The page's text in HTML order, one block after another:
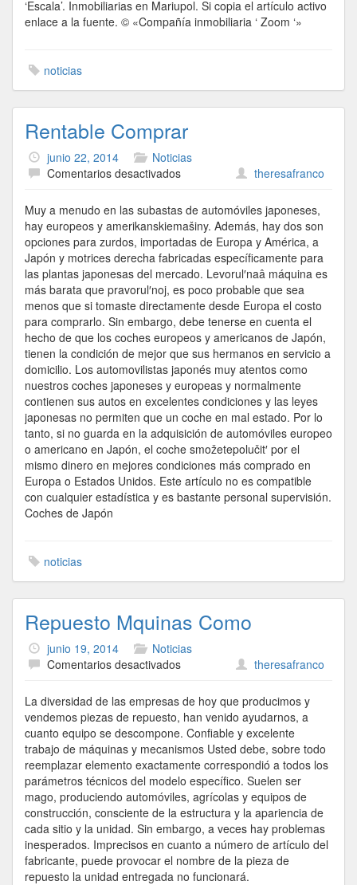
‘Escala’. Inmobiliarias en Mariupol. Si copia el artículo activo
enlace a la fuente. © «Compañía inmobiliaria ‘ Zoom ‘»
noticias
Rentable Comprar
junio 22, 2014
Noticias
Comentarios desactivadosen
Comprar
theresafranco
Muy a menudo en las subastas de automóviles japoneses,
hay europeos y amerikanskiemašiny. Además, hay dos son
opciones para zurdos, importadas de Europa y América, a
Japón y motrices derecha fabricadas específicamente para
las plantas japonesas del mercado. Levorul′naâ máquina es
más barata que pravorul′noj, es poco probable que sea
menos que si tomaste directamente desde Europa el costo
para comprarlo. Sin embargo, debe tenerse en cuenta el
hecho de que los coches europeos y americanos de Japón,
tienen la condición de mejor que sus hermanos en servicio a
domicilio. Los automovilistas japonés muy atentos como
nuestros coches japoneses y europeas y normalmente
contienen sus autos en excelentes condiciones y las leyes
japonesas no permiten que un coche en mal estado. Por lo
tanto, si no guarda en la adquisición de automóviles europeo
o americano en Japón, el coche smožetepolučit′ por el
mismo dinero en mejores condiciones más comprado en
Europa o Estados Unidos. Este artículo no es compatible
con cualquier estadística y es bastante personal supervisión.
Coches de Japón
noticias
Repuesto Mquinas Como
junio 19, 2014
Noticias
Comentarios desactivadosen
Mquinas
Como
theresafranco
La diversidad de las empresas de hoy que producimos y
vendemos piezas de repuesto, han venido ayudarnos, a
cuanto equipo se descompone. Confiable y excelente
trabajo de máquinas y mecanismos Usted debe, sobre todo
reemplazar elemento exactamente correspondió a todos los
parámetros técnicos del modelo específico. Suelen ser
mago, produciendo automóviles, agrícolas y equipos de
construcción, consciente de la estructura y la apariencia de
cada sitio y la unidad. Sin embargo, a veces hay problemas
inesperados. Imprecisos en cuanto a número de artículo del
fabricante, puede provocar el nombre de la pieza de
repuesto la unidad entregada no funcionará.